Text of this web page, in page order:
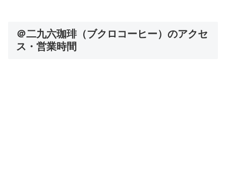
＠二九六珈琲（ブクロコーヒー）のアクセ
ス・営業時間